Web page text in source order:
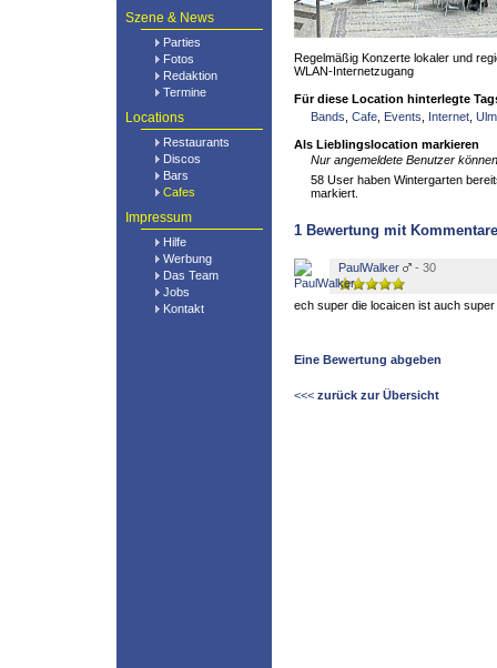
Szene & News
Parties
Fotos
Redaktion
Termine
Locations
Restaurants
Discos
Bars
Cafes
Impressum
Hilfe
Werbung
Das Team
Jobs
Kontakt
Regelmäßig Konzerte lokaler und
WLAN-Internetzugang
Für diese Location hinterlegte
Bands Cafe Events Internet Ulm
Als Lieblingslocation markieren
Nur angemeldete Benutzer
58 User haben Wintergarten
markiert.
1 Bewertung mit
PaulWalker - 30
ech super die locaicen ist auch super
Eine Bewertung abgeben
<<< zurück zur Übersicht